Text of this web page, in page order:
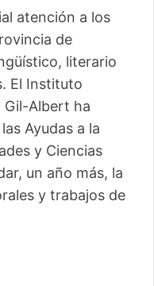
atención a los
de
literario
El Instituto
Gil-Albert ha
Ayudas a la
y Ciencias
un año más, la
y trabajos de